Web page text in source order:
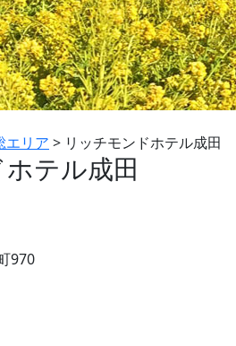
エリア > リッチモンドホテル成田
テル成田
970